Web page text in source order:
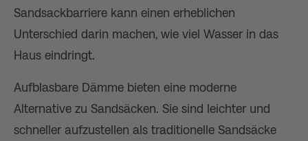
Sandsackbarriere kann einen erheblichen
Unterschied darin machen, wie viel Wasser in das
Haus eindringt.
Aufblasbare Dämme bieten eine moderne
Alternative zu Sandsäcken. Sie sind leichter und
schneller aufzustellen als traditionelle Sandsäcke